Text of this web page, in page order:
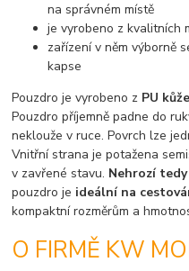
na správném místě
je vyrobeno z kvalitních
zařízení v něm výborně
kapse
Pouzdro je vyrobeno z PU kůže
Pouzdro příjemně padne do
neklouže v ruce. Povrch lze
Vnitřní strana je potažena
v zavřené stavu. Nehrozí
pouzdro je ideální na
kompaktní rozměrům a
O FIRMĚ KW